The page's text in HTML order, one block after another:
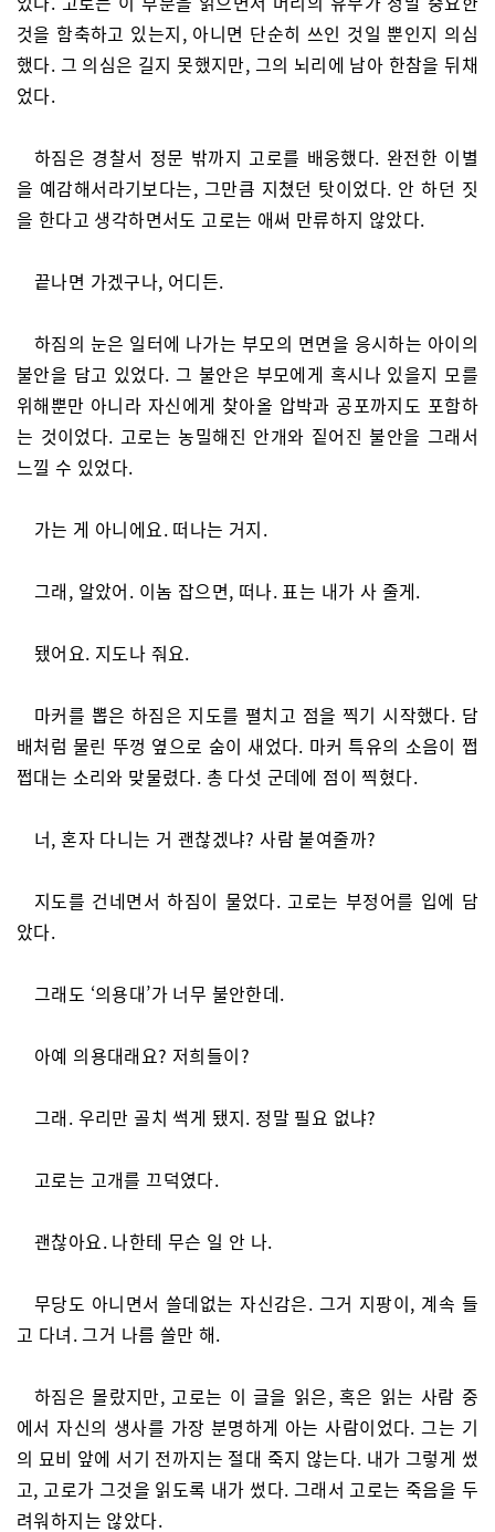
것을 함축하고 있는지, 아니면 단순히 쓰인 것일 뿐인지 의심
했다. 그 의심은 길지 못했지만, 그의 뇌리에 남아 한참을 뒤채
었다.
하짐은 경찰서 정문 밖까지 고로를 배웅했다. 완전한 이별
을 예감해서라기보다는, 그만큼 지쳤던 탓이었다. 안 하던 짓
을 한다고 생각하면서도 고로는 애써 만류하지 않았다.
끝나면 가겠구나, 어디든.
하짐의 눈은 일터에 나가는 부모의 면면을 응시하는 아이의
불안을 담고 있었다. 그 불안은 부모에게 혹시나 있을지 모를
위해뿐만 아니라 자신에게 찾아올 압박과 공포까지도 포함하
는 것이었다. 고로는 농밀해진 안개와 짙어진 불안을 그래서
느낄 수 있었다.
가는 게 아니에요. 떠나는 거지.
그래, 알았어. 이놈 잡으면, 떠나. 표는 내가 사 줄게.
됐어요. 지도나 줘요.
마커를 뽑은 하짐은 지도를 펼치고 점을 찍기 시작했다. 담
배처럼 물린 뚜껑 옆으로 숨이 새었다. 마커 특유의 소음이 쩝
쩝대는 소리와 맞물렸다. 총 다섯 군데에 점이 찍혔다.
너, 혼자 다니는 거 괜찮겠냐? 사람 붙여줄까?
지도를 건네면서 하짐이 물었다. 고로는 부정어를 입에 담
았다.
그래도 ‘의용대’가 너무 불안한데.
아예 의용대래요? 저희들이?
그래. 우리만 골치 썩게 됐지. 정말 필요 없냐?
고로는 고개를 끄덕였다.
괜찮아요. 나한테 무슨 일 안 나.
무당도 아니면서 쓸데없는 자신감은. 그거 지팡이, 계속 들
고 다녀. 그거 나름 쓸만 해.
하짐은 몰랐지만, 고로는 이 글을 읽은, 혹은 읽는 사람 중
에서 자신의 생사를 가장 분명하게 아는 사람이었다. 그는 기
의 묘비 앞에 서기 전까지는 절대 죽지 않는다. 내가 그렇게 썼
고, 고로가 그것을 읽도록 내가 썼다. 그래서 고로는 죽음을 두
려워하지는 않았다.